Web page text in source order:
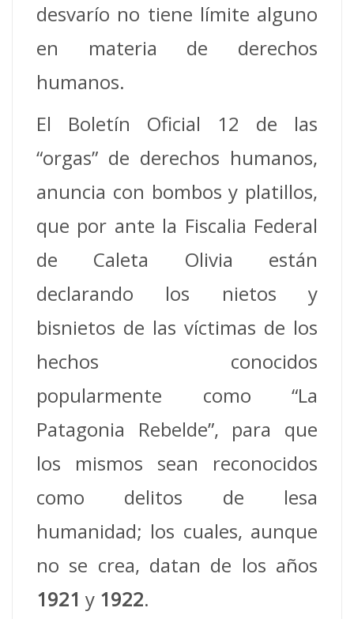
desvarío no tiene límite alguno
en materia de derechos
humanos.
El Boletín Oficial 12 de las
“orgas” de derechos humanos,
anuncia con bombos y platillos,
que por ante la Fiscalia Federal
de Caleta Olivia están
declarando los nietos y
bisnietos de las víctimas de los
hechos conocidos
popularmente como “La
Patagonia Rebelde”, para que
los mismos sean reconocidos
como delitos de lesa
humanidad; los cuales, aunque
no se crea, datan de los años
1921 y 1922.